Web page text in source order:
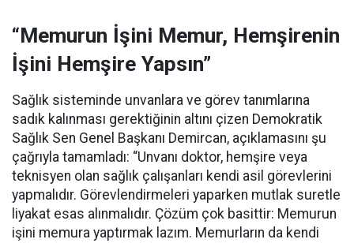
“Memurun İşini Memur, Hemşirenin
İşini Hemşire Yapsın”
Sağlık sisteminde unvanlara ve görev tanımlarına
sadık kalınması gerektiğinin altını çizen Demokratik
Sağlık Sen Genel Başkanı Demircan, açıklamasını şu
çağrıyla tamamladı: “Unvanı doktor, hemşire veya
teknisyen olan sağlık çalışanları kendi asil görevlerini
yapmalıdır. Görevlendirmeleri yaparken mutlak suretle
liyakat esas alınmalıdır. Çözüm çok basittir: Memurun
işini memura yaptırmak lazım. Memurların da kendi